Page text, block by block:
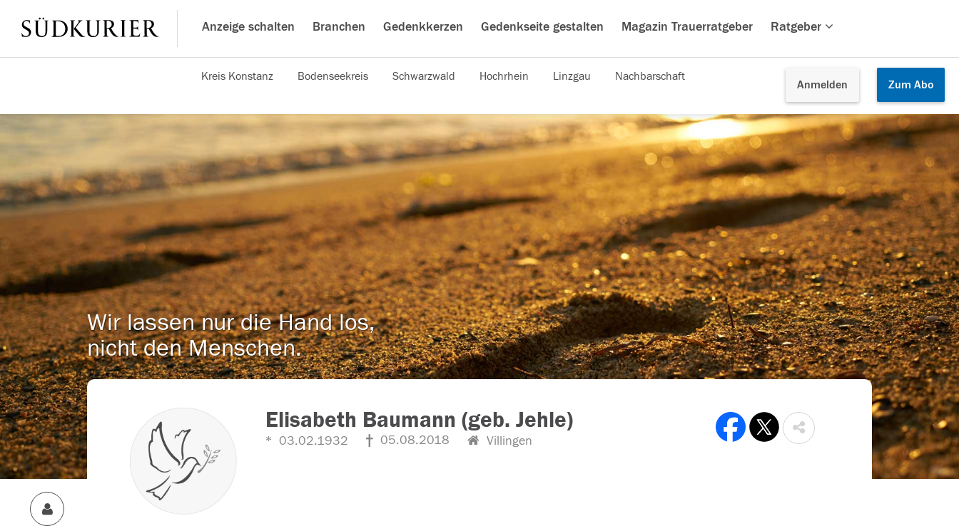
Anzeige schalten Branchen Gedenkkerzen Gedenkseite gestalten Magazin Trauerratgeber Ratgeber
Anmelden Zum Abo
Kreis Konstanz Bodenseekreis Schwarzwald Hochrhein Linzgau Nachbarschaft
Wir lassen nur die Hand los,
nicht den Menschen.
Elisabeth Baumann (geb. Jehle)
03.02.1932 05.08.2018 Villingen